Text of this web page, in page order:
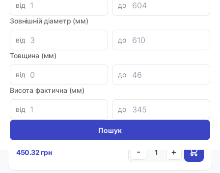
від
до
Зовнішній діаметр (мм)
від
до
Товщина (мм)
від
до
Висота фактична (мм)
від до
Код товара: 74873
Артикул: 23200
Луцьк: 3
З'ЄДНУВАЛЬНІ МУФТИ ND, NS, NDG И OMT
Елемент упр. R-82-92
Код товара: 48708
Артикул: MI0001385
Виробник: OMT
450.32 грн - +